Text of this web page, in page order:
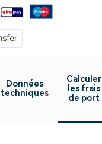
Données
techniques
Calculer
les frais
de port